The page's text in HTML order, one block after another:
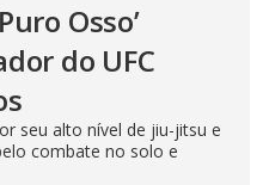
Osso’
do UFC
seu alto nível de jiu-jitsu e
combate no solo e